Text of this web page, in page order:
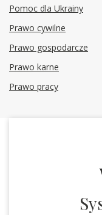
Pomoc dla Ukrainy
Prawo cywilne
Prawo gospodarcze
Prawo karne
Prawo pracy